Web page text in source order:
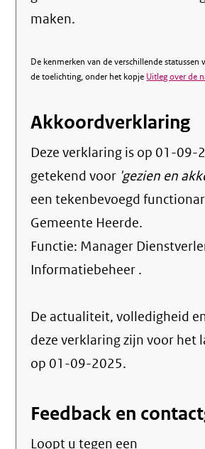
maken.
De kenmerken van de verschillende statussen
de toelichting, onder het kopje Uitleg over de
Akkoordverklaring
Deze verklaring is op 01-09-
getekend voor 'gezien en
een tekenbevoegd
Gemeente Heerde.
Functie: Manager
Informatiebeheer .
De actualiteit, volledigheid
deze verklaring zijn voor het
op 01-09-2025.
Feedback en
Loopt u tegen een